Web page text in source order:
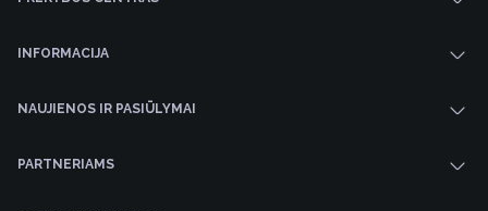
INFORMACIJA
NAUJIENOS IR PASIŪLYMAI
PARTNERIAMS